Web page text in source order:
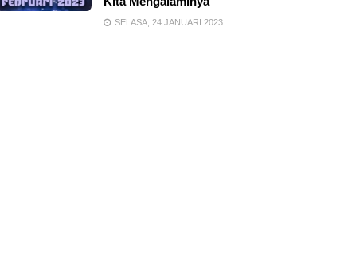
SELASA, 24 JANUARI 2023